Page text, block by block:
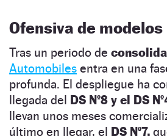
Ofensiva de
Tras un periodo de
Automobiles entra en una
profunda. El despliegue ha
llegada del DS Nº8 y el DS
llevan unos meses
último en llegar, el DS Nº7,